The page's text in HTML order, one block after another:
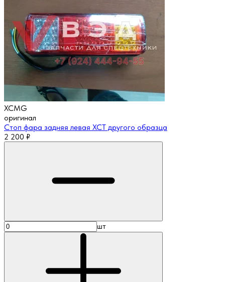
XCMG
оригинал
Стоп фара задняя левая XCT другого образца
2 200 ₽
шт